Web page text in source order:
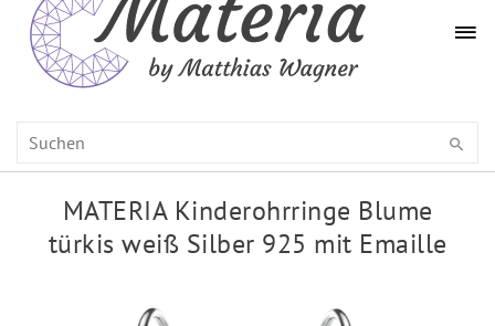
MATERIA Kinderohrringe Blume
türkis weiß Silber 925 mit Emaille